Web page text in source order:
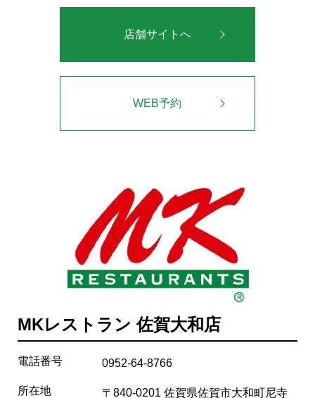
店舗サイトへ
WEB予約
MKレストラン 佐賀大和店
電話番号 0952-64-8766
所在地
〒840-0201 佐賀県佐賀市大和町尼寺